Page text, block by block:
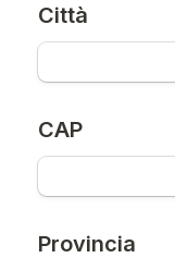
Città
CAP
Provincia